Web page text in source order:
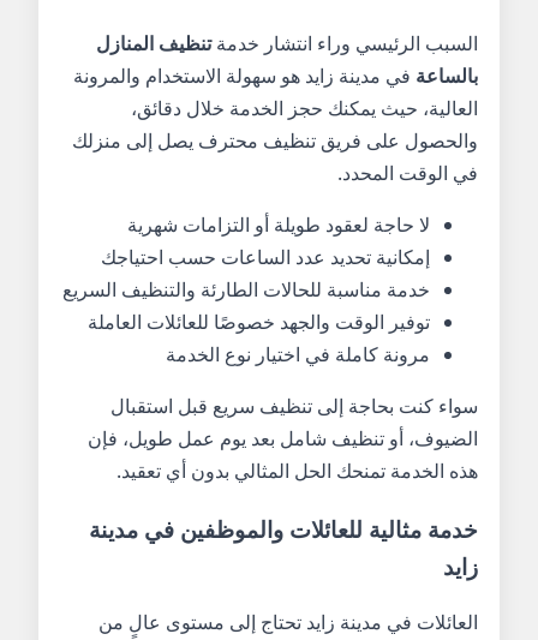
السبب الرئيسي وراء انتشار خدمةتنظيف المنازل
بالساعة في مدينة زايد هو سهولة الاستخدام والمرونة
العالية، حيث يمكنك حجز الخدمة خلال دقائق،
والحصول على فريق تنظيف محترف يصل إلى منزلك
في الوقت المحدد.
لا حاجة لعقود طويلة أو التزامات شهرية
إمكانية تحديد عدد الساعات حسب احتياجك
خدمة مناسبة للحالات الطارئة والتنظيف السريع
توفير الوقت والجهد خصوصًا للعائلات العاملة
مرونة كاملة في اختيار نوع الخدمة
سواء كنت بحاجة إلى تنظيف سريع قبل استقبال
الضيوف، أو تنظيف شامل بعد يوم عمل طويل، فإن
هذه الخدمة تمنحك الحل المثالي بدون أي تعقيد.
خدمة مثالية للعائلات والموظفين في مدينة
زايد
العائلات في مدينة زايد تحتاج إلى مستوى عالٍ من